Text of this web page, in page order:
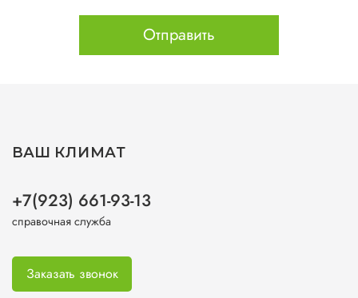
Отправить
ВАШ КЛИМАТ
+7(923) 661-93-13
справочная служба
Заказать звонок